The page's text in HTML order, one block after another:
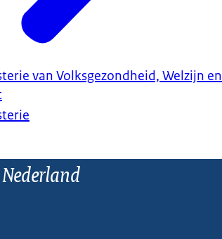
van Volksgezondheid, Welzijn en